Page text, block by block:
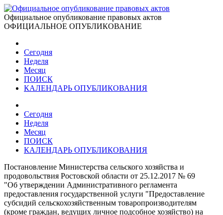
Официальное опубликование правовых актов
ОФИЦИАЛЬНОЕ ОПУБЛИКОВАНИЕ
Сегодня
Неделя
Месяц
ПОИСК
КАЛЕНДАРЬ ОПУБЛИКОВАНИЯ
Сегодня
Неделя
Месяц
ПОИСК
КАЛЕНДАРЬ ОПУБЛИКОВАНИЯ
Постановление Министерства сельского хозяйства и
продовольствия Ростовской области от 25.12.2017 № 69
"Об утверждении Административного регламента
предоставления государственной услуги "Предоставление
субсидий сельскохозяйственным товаропроизводителям
(кроме граждан, ведущих личное подсобное хозяйство) на